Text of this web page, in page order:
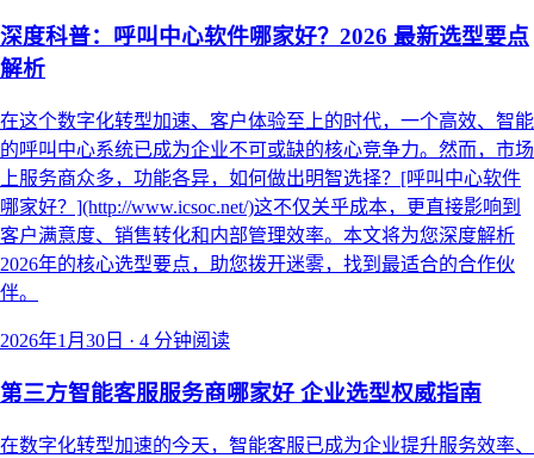
深度科普：呼叫中心软件哪家好？2026 最新选型要点
解析
在这个数字化转型加速、客户体验至上的时代，一个高效、智能
的呼叫中心系统已成为企业不可或缺的核心竞争力。然而，市场
上服务商众多，功能各异，如何做出明智选择？[呼叫中心软件
哪家好？](http://www.icsoc.net/)这不仅关乎成本，更直接影响到
客户满意度、销售转化和内部管理效率。本文将为您深度解析
2026年的核心选型要点，助您拨开迷雾，找到最适合的合作伙
伴。
2026年1月30日 · 4 分钟阅读
第三方智能客服服务商哪家好 企业选型权威指南
在数字化转型加速的今天，智能客服已成为企业提升服务效率、